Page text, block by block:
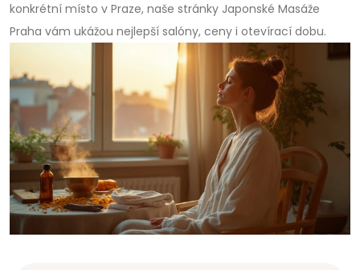
konkrétní místo v Praze, naše stránky Japonské Masáže
Praha vám ukážou nejlepší salóny, ceny i otevírací dobu.